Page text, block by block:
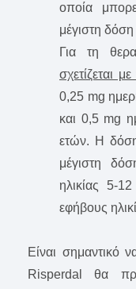
οποία
μέγιστη
Για τη
σχετίζεται
0,25 mg
και 0,5 mg
ετών. Η
μέγιστη
ηλικίας 5-
εφήβους
Είναι σημαντικό
Risperdal θα